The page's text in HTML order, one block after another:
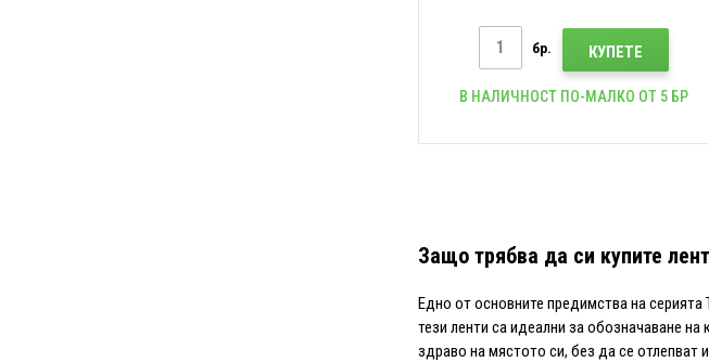
бр. КУПЕТЕ
В НАЛИЧНОСТ ПО-МАЛКО ОТ 5 БР
Защо трябва да си купите
Едно от основните предимства на серията
тези ленти са идеални за обозначаване
здраво на мястото си, без да се отлепват